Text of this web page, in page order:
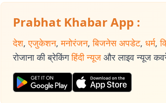
Prabhat Khabar App :
देश, एजुकेशन, मनोरंजन, बिजनेस अपडेट, धर्म,
रोजाना की ब्रेकिंग हिंदी न्यूज और लाइव न्यूज